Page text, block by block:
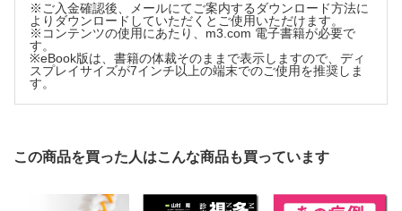
Attaques hystéro-épileptiques, puis agoraphobie
1888年3月27日火曜日 Du mardi 27 mars, 1888
Leçon 9
重症急性舞踏病
筋萎縮性側索硬化症
1888年2月28日火曜日 Du Mardi 28 février, 1888
※ご入金確認後、メールにてご案内するダウンロード方法に
よりダウンロードしていただくとご使用いただけます。
※コンテンツの使用にあたり、m3.com 電子書籍が必要で
す。
※eBook版は、書籍の体裁そのままで表示しますので、ディ
スプレイサイズが7インチ以上の端末でのご使用を推奨しま
す。
この商品を買った人はこんな商品も買っています